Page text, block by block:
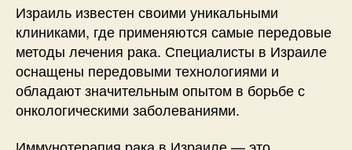
Израиль известен своими уникальными
клиниками, где применяются самые передовые
методы лечения рака. Специалисты в Израиле
оснащены передовыми технологиями и
обладают значительным опытом в борьбе с
онкологическими заболеваниями.